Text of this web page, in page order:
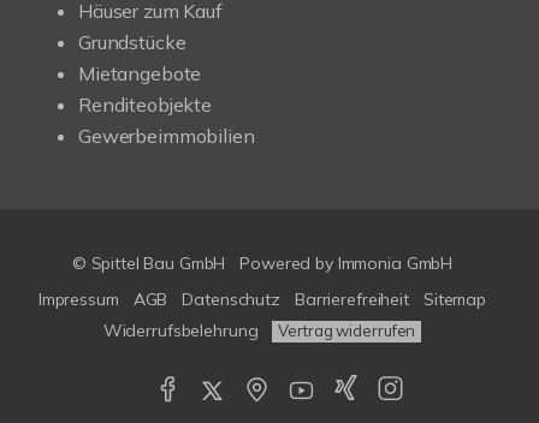
Häuser zum Kauf
Grundstücke
Mietangebote
Renditeobjekte
Gewerbeimmobilien
© Spittel Bau GmbH Powered by Immonia GmbH
Impressum
AGB Datenschutz Barrierefreiheit
Sitemap
Widerrufsbelehrung
Vertrag widerrufen